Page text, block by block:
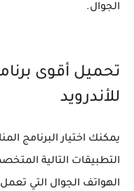
الجوال.
تحميل أقوى
للأندرويد
يمكنك اختيار البرنامج
التطبيقات التالية
الهواتف الجوال التي